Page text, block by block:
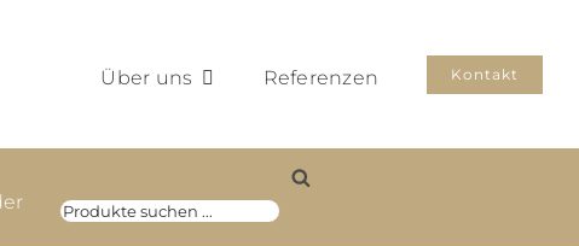
Über uns Referenzen Kontakt
Products